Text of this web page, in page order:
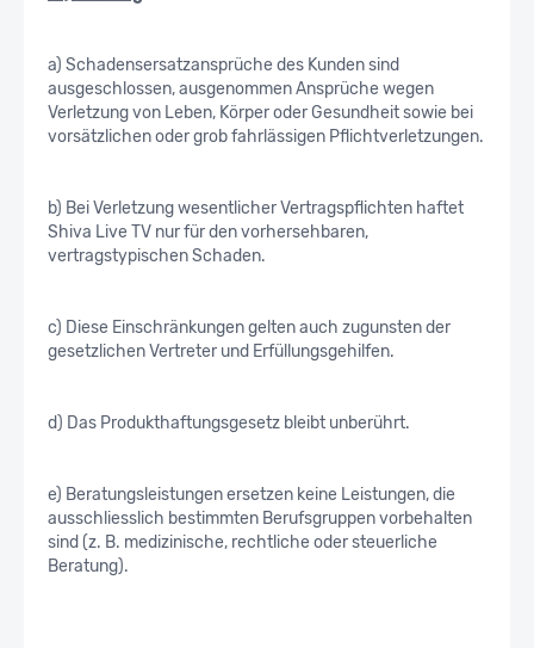
a) Schadensersatzansprüche des Kunden sind
ausgeschlossen, ausgenommen Ansprüche wegen
Verletzung von Leben, Körper oder Gesundheit sowie bei
vorsätzlichen oder grob fahrlässigen Pflichtverletzungen.
b) Bei Verletzung wesentlicher Vertragspflichten haftet
Shiva Live TV nur für den vorhersehbaren,
vertragstypischen Schaden.
c) Diese Einschränkungen gelten auch zugunsten der
gesetzlichen Vertreter und Erfüllungsgehilfen.
d) Das Produkthaftungsgesetz bleibt unberührt.
e) Beratungsleistungen ersetzen keine Leistungen, die
ausschliesslich bestimmten Berufsgruppen vorbehalten
sind (z. B. medizinische, rechtliche oder steuerliche
Beratung).